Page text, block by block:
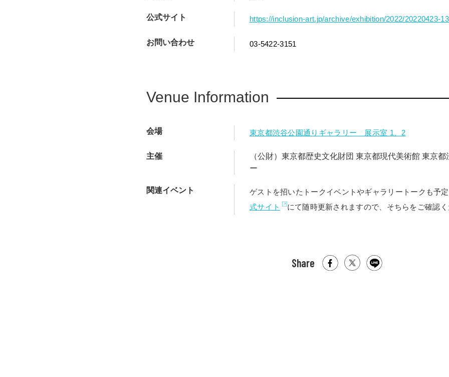
公式サイト https://inclusion-art.jp/archive/exhibition/2022/20220423-
お問い合わせ 03-5422-3151
Venue Information
会場 東京都渋谷公園通りギャラリー 展示室 1、2
主催
（公財）東京都歴史文化財団 東京都現代美術館 東京
ー
関連イベント ゲストを招いたトークイベントやギャラリートークも予
式サイト
にて随時更新されますので、そちらをご確認く
Share